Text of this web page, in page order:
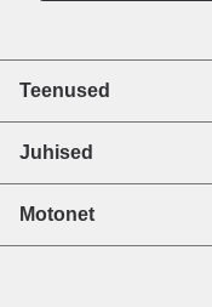
Teenused
Juhised
Motonet